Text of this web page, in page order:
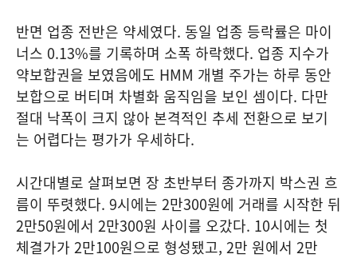
반면 업종 전반은 약세였다. 동일 업종 등락률은 마이
너스 0.13%를 기록하며 소폭 하락했다. 업종 지수가
약보합권을 보였음에도 HMM 개별 주가는 하루 동안
보합으로 버티며 차별화 움직임을 보인 셈이다. 다만
절대 낙폭이 크지 않아 본격적인 추세 전환으로 보기
는 어렵다는 평가가 우세하다.
시간대별로 살펴보면 장 초반부터 종가까지 박스권 흐
름이 뚜렷했다. 9시에는 2만300원에 거래를 시작한 뒤
2만50원에서 2만300원 사이를 오갔다. 10시에는 첫
체결가가 2만100원으로 형성됐고, 2만 원에서 2만